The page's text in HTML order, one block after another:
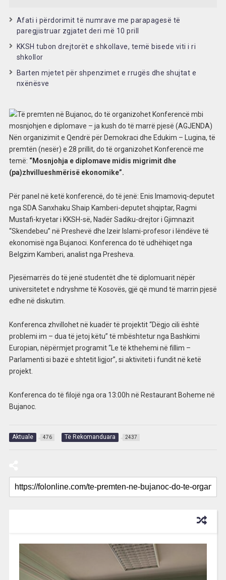
Afati i përdorimit të numrave me parapagesë të
paregjistruar zgjatet deri më 10 prill
KKSH tubon drejtorët e shkollave, temë bisede viti i ri
shkollor
Barten mjetet për shpenzimet e rrugës dhe shujtat e
nxënësve
Nën organizimit e Qendrë për Demokraci dhe Edukim – Lugina, të
premtën (nesër) e 28 prillit, do të organizohet Konferencë me
temë: “Mosnjohja e diplomave midis migrimit dhe
(pa)zhvillueshmërisë ekonomike”.
Për panel në ketë konferencë, do të jenë: Enis Imamoviq-deputet
nga SDA Sanxhaku Shaip Kamberi-deputet shqiptar, Ragmi
Mustafi-kryetar i KKSH-së, Nadër Sadiku-drejtor i Gjimnazit
“Skendebeu” në Preshevë dhe Izeir Islami-profesor i lëndëve të
ekonomisë nga Bujanoci. Konferenca do të udhëhiqet nga
Belgzim Kamberi, analist nga Presheva.
Pjesëmarrës do të jenë studentët dhe të diplomuarit nëpër
universitetet e ndryshme të Kosovës, gjë që mund të marrin pjesë
edhe në diskutim.
Konferenca zhvillohet në kuadër të projektit “Dëgjo cili është
problemi im – dua të jetoj këtu” të mbështetur nga Bashkimi
Europian, nëpërmjet programit “Le të kthehemi në fillim –
Parlamenti si bazë e shtetit ligjor”, si aktiviteti i fundit në ketë
projekt.
Konferenca do të filojë nga ora 13:00h në Restaurant Boheme në
Bujanoc.
Aktuale 476 Të Rekomanduara 2437